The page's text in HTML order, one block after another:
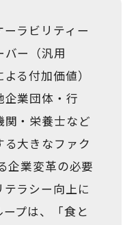
ラビリティー
バー（汎用
る付加価値）
企業団体・行
関・栄養士など
大きなファク
企業変革の必要
ラシー向上に
プは、「食と